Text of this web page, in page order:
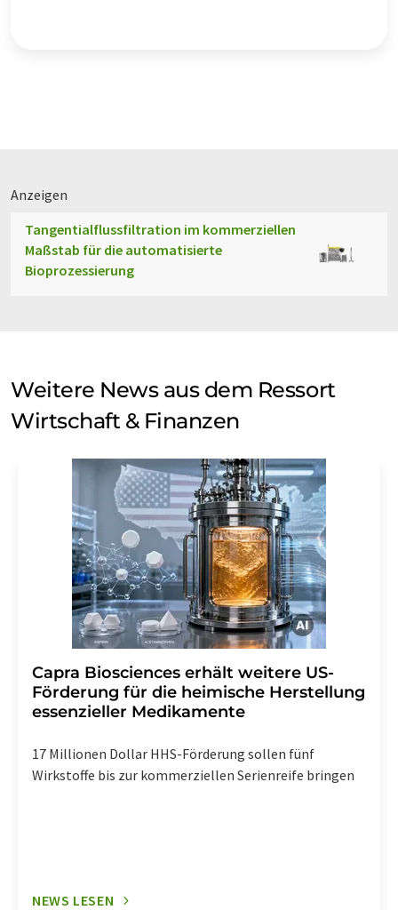
Anzeigen
Tangentialflussfiltration im kommerziellen
Maßstab für die automatisierte
Bioprozessierung
Weitere News aus dem Ressort
Wirtschaft & Finanzen
Capra Biosciences erhält weitere US-
Förderung für die heimische Herstellung
essenzieller Medikamente
17 Millionen Dollar HHS-Förderung sollen fünf
Wirkstoffe bis zur kommerziellen Serienreife bringen
NEWS LESEN